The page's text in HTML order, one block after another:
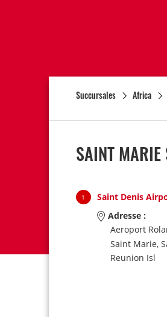
Succursales Africa
SAINT MARIE
1 Saint Denis
Adresse :
Aeroport
Saint Marie,
Reunion Isl